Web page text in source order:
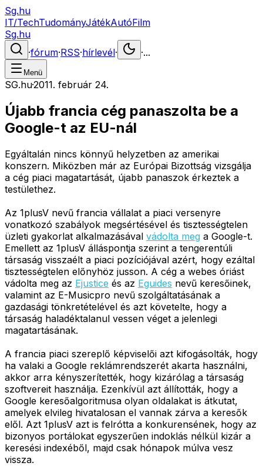
Sg.hu
IT/TechTudományJátékAutóFilm
Sg.hu
·fórum·RSS·hírlevél· ·...
Menü
SG.hu·2011. február 24.
Újabb francia cég panaszolta be a
Google-t az EU-nál
Egyáltalán nincs könnyű helyzetben az amerikai
konszern. Miközben már az Európai Bizottság vizsgálja
a cég piaci magatartását, újabb panaszok érkeztek a
testülethez.
Az 1plusV nevű francia vállalat a piaci versenyre
vonatkozó szabályok megsértésével és tisztességtelen
üzleti gyakorlat alkalmazásával vádolta meg a Google-t.
Emellett az 1plusV álláspontja szerint a tengerentúli
társaság visszaélt a piaci pozíciójával azért, hogy ezáltal
tisztességtelen előnyhöz jusson. A cég a webes óriást
vádolta meg az Ejustice és az Eguides nevű keresőinek,
valamint az E-Musicpro nevű szolgáltatásának a
gazdasági tönkretételével és azt követelte, hogy a
társaság haladéktalanul vessen véget a jelenlegi
magatartásának.
A francia piaci szereplő képviselői azt kifogásolták, hogy
ha valaki a Google reklámrendszerét akarta használni,
akkor arra kényszerítették, hogy kizárólag a társaság
szoftvereit használja. Ezenkívül azt állították, hogy a
Google keresőalgoritmusa olyan oldalakat is átkutat,
amelyek elvileg hivatalosan el vannak zárva a keresők
elől. Azt 1plusV azt is felrótta a konkurensének, hogy az
bizonyos portálokat egyszerűen indoklás nélkül kizár a
keresési indexéből, majd csak hónapok múlva vesz
vissza.